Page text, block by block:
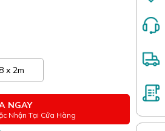
x 2m
NGAY
Nhận Tại Cửa Hàng